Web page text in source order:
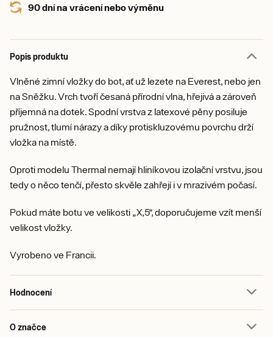
90 dní na vrácení nebo výměnu
Popis produktu
Vlněné zimní vložky do bot, ať už lezete na Everest, nebo jen
na Sněžku. Vrch tvoří česaná přírodní vlna, hřejivá a zároveň
příjemná na dotek. Spodní vrstva z latexové pěny posiluje
pružnost, tlumí nárazy a díky protiskluzovému povrchu drží
vložka na místě.
Oproti modelu Thermal nemají hliníkovou izolační vrstvu, jsou
tedy o něco tenčí, přesto skvěle zahřejí i v mrazivém počasí.
Pokud máte botu ve velikosti „X,5“, doporučujeme vzít menší
velikost vložky.
Vyrobeno ve Francii.
Hodnocení
O značce